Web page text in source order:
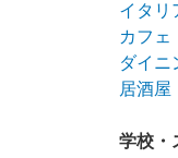
イタリ
カフェ
ダイニ
居酒屋
学校・